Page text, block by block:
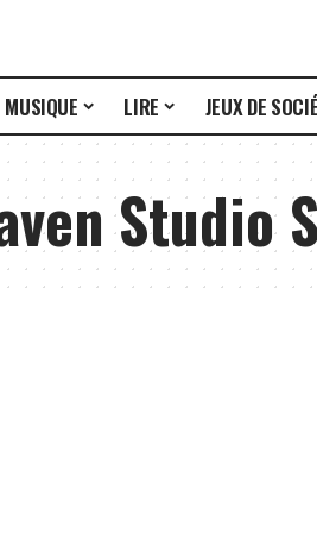
MUSIQUE LIRE JEUX DE
Studio